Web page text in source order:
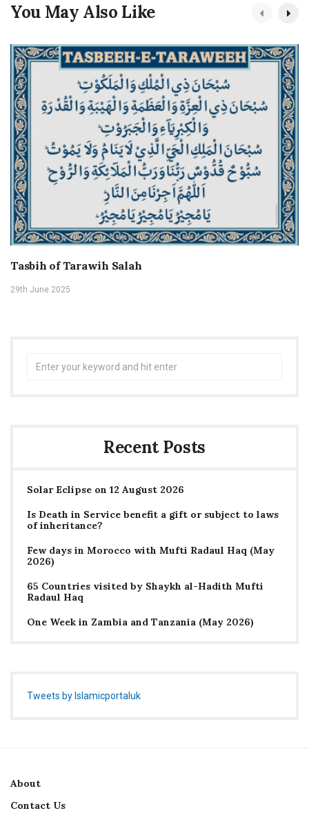
You May Also Like
Tasbih of Tarawih Salah
29th June 2025
Recent Posts
Solar Eclipse on 12 August 2026
Is Death in Service benefit a gift or subject to laws
of inheritance?
Few days in Morocco with Mufti Radaul Haq (May
2026)
65 Countries visited by Shaykh al-Hadith Mufti
Radaul Haq
One Week in Zambia and Tanzania (May 2026)
Tweets by Islamicportaluk
About
Contact Us